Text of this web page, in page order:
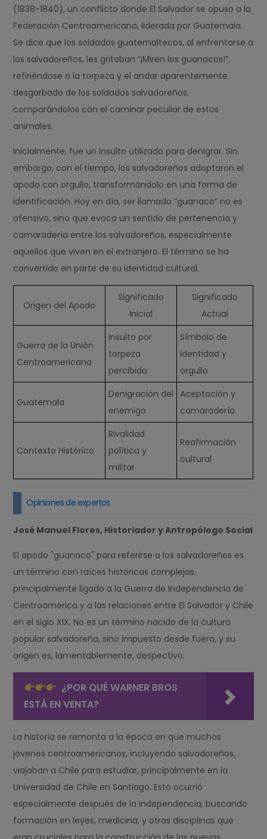
(1838-1840), un conflicto donde El Salvador se opuso a la
Federación Centroamericana, liderada por Guatemala.
Se dice que los soldados guatemaltecos, al enfrentarse a
los salvadoreños, les gritaban “¡Miren los guanacos!”,
refiriéndose a la torpeza y el andar aparentemente
desgarbado de los soldados salvadoreños,
comparándolos con el caminar peculiar de estos
animales.
Inicialmente, fue un insulto utilizado para denigrar. Sin
embargo, con el tiempo, los salvadoreños adoptaron el
apodo con orgullo, transformándolo en una forma de
identificación. Hoy en día, ser llamado “guanaco” no es
ofensivo, sino que evoca un sentido de pertenencia y
camaradería entre los salvadoreños, especialmente
aquellos que viven en el extranjero. El término se ha
convertido en parte de su identidad cultural.
Origen del Apodo
Significado
Inicial
Significado
Actual
Guerra de la Unión
Centroamericana
Insulto por
torpeza
percibida
Símbolo de
identidad y
orgullo
Guatemala
Denigración del
enemigo
Aceptación y
camaradería
Contexto Histórico
Rivalidad
política y
militar
Reafirmación
cultural
Opiniones de expertos
José Manuel Flores, Historiador y Antropólogo Social
El apodo "guanaco" para referirse a los salvadoreños es
un término con raíces históricas complejas,
principalmente ligado a la Guerra de Independencia de
Centroamérica y a las relaciones entre El Salvador y Chile
en el siglo XIX. No es un término nacido de la cultura
popular salvadoreña, sino impuesto desde fuera, y su
origen es, lamentablemente, despectivo.
¿POR QUÉ WARNER BROS
ESTÁ EN VENTA?
La historia se remonta a la época en que muchos
jóvenes centroamericanos, incluyendo salvadoreños,
viajaban a Chile para estudiar, principalmente en la
Universidad de Chile en Santiago. Esto ocurrió
especialmente después de la Independencia, buscando
formación en leyes, medicina, y otras disciplinas que